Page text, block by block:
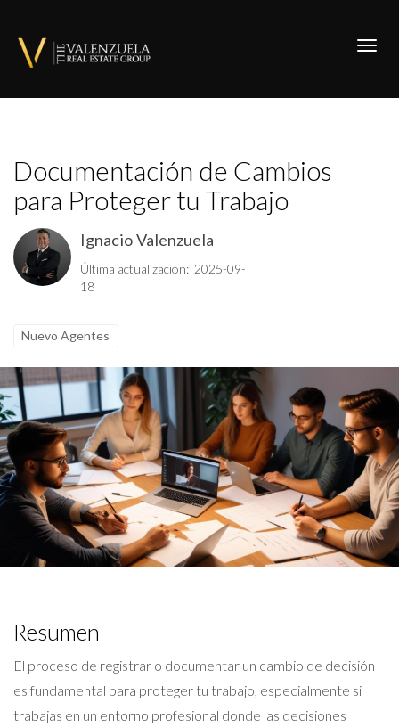
Documentación de Cambios
para Proteger tu Trabajo
Ignacio Valenzuela
Última actualización: 2025-09-
18
Nuevo Agentes
Resumen
El proceso de registrar o documentar un cambio de decisión
es fundamental para proteger tu trabajo, especialmente si
trabajas en un entorno profesional donde las decisiones